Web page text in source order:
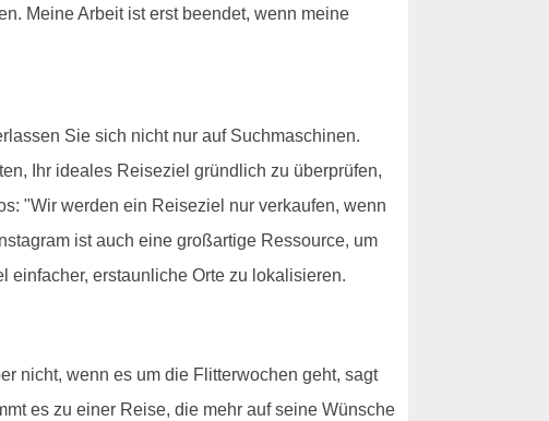
Meine Arbeit ist erst beendet, wenn meine
Sie sich nicht nur auf Suchmaschinen.
Ihr ideales Reiseziel gründlich zu überprüfen,
"Wir werden ein Reiseziel nur verkaufen, wenn
ist auch eine großartige Ressource, um
einfacher, erstaunliche Orte zu lokalisieren.
nicht, wenn es um die Flitterwochen geht, sagt
es zu einer Reise, die mehr auf seine Wünsche